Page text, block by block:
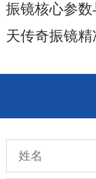
振镜核心参数
天传奇振镜